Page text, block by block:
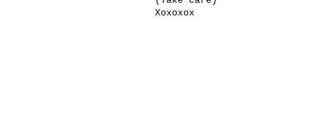
Xoxoxox